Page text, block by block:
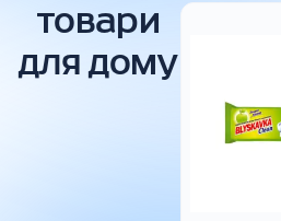
товари
для дому